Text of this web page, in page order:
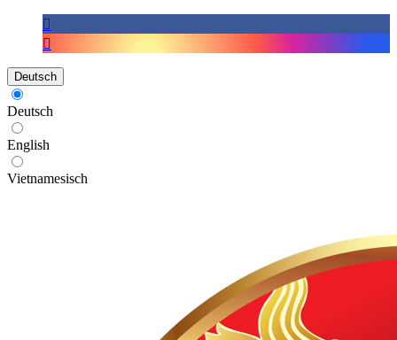
Deutsch
Deutsch
English
Vietnamesisch